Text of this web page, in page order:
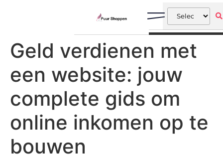
Geld verdienen met
een website: jouw
complete gids om
online inkomen op te
bouwen